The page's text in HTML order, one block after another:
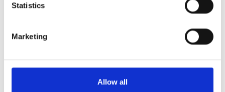
Statistics
Marketing
Allow all
Blogbeiträgen:
Marketing
Testings im E-Mail Bereich